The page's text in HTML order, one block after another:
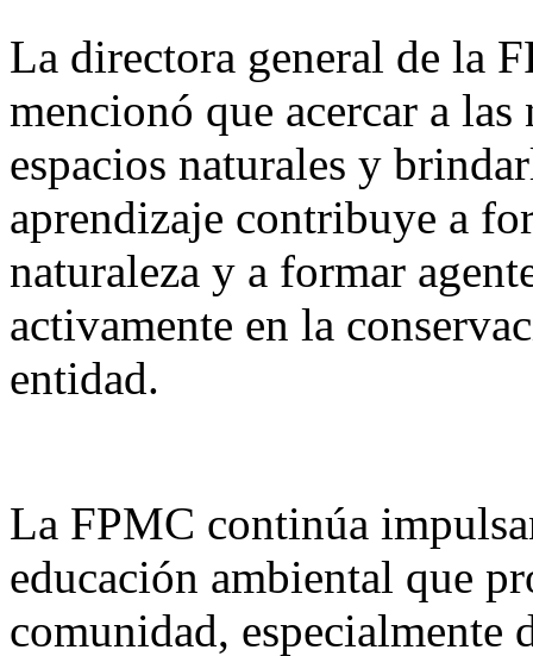
La directora general de la
mencionó que acercar a las
espacios naturales y
aprendizaje contribuye a
naturaleza y a formar
activamente en la
entidad.
La FPMC continúa
educación ambiental que
comunidad, especialmente